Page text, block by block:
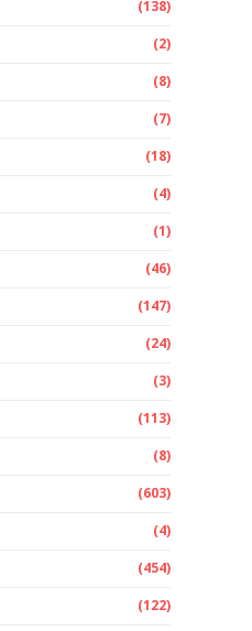
(138)
(2)
(8)
(7)
(18)
(4)
(1)
(46)
(147)
(24)
(3)
(113)
(8)
(603)
(4)
(454)
(122)